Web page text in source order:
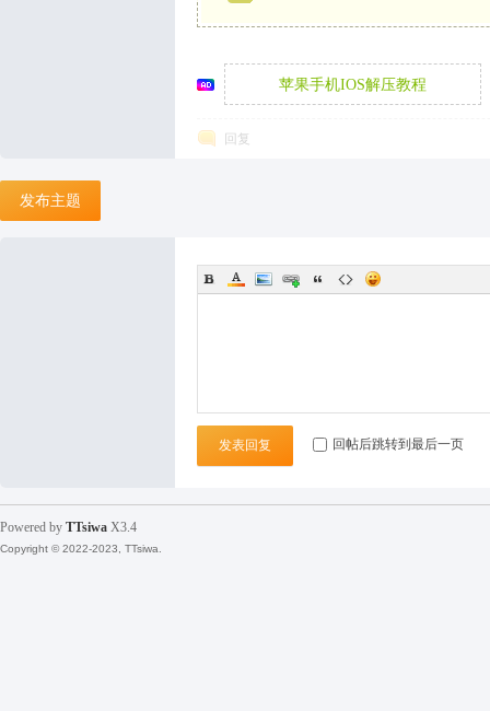
苹果手机IOS解压教程
回复
发布主题
发表回复 回帖后跳转到最后一页
Powered by TTsiwa X3.4
Copyright © 2022-2023, TTsiwa.